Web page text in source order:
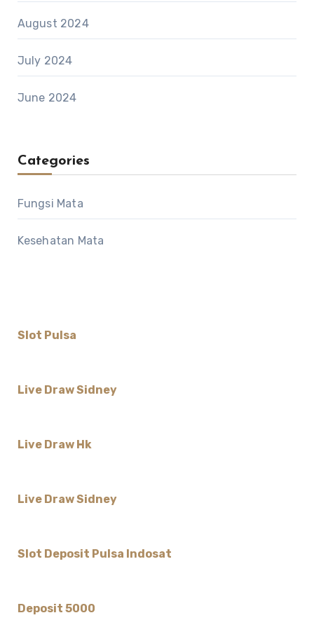
August 2024
July 2024
June 2024
Categories
Fungsi Mata
Kesehatan Mata
Slot Pulsa
Live Draw Sidney
Live Draw Hk
Live Draw Sidney
Slot Deposit Pulsa Indosat
Deposit 5000